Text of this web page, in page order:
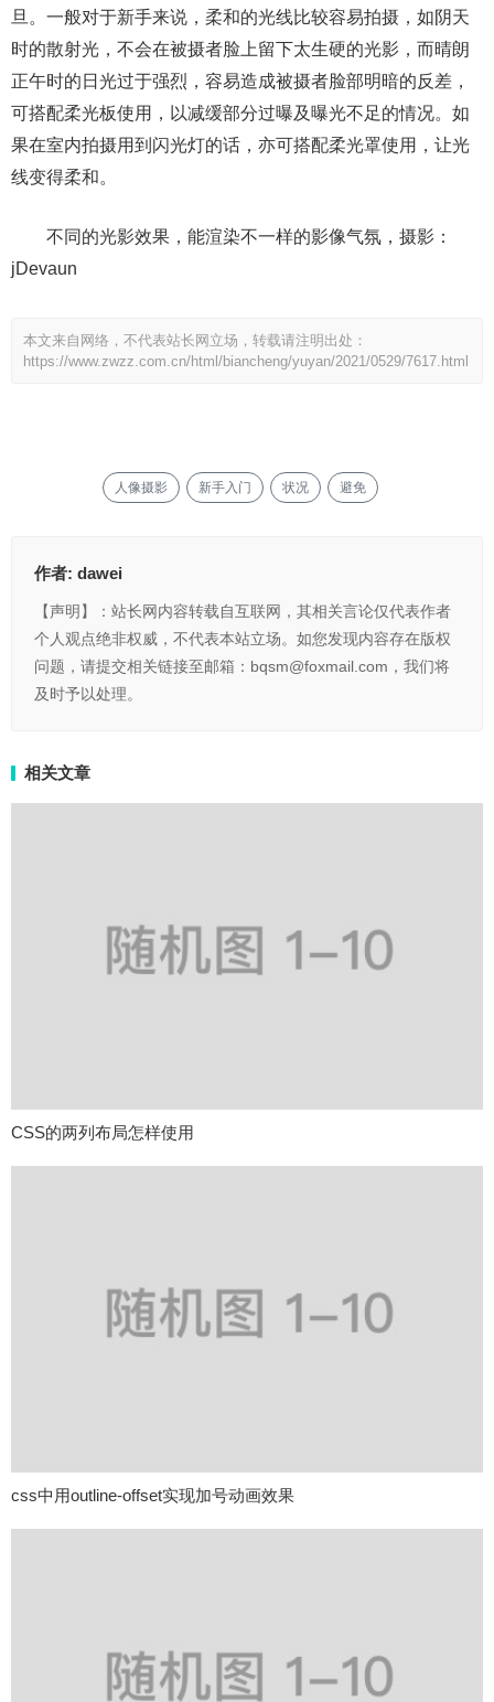
旦。一般对于新手来说，柔和的光线比较容易拍摄，如阴天
时的散射光，不会在被摄者脸上留下太生硬的光影，而晴朗
正午时的日光过于强烈，容易造成被摄者脸部明暗的反差，
可搭配柔光板使用，以减缓部分过曝及曝光不足的情况。如
果在室内拍摄用到闪光灯的话，亦可搭配柔光罩使用，让光
线变得柔和。
不同的光影效果，能渲染不一样的影像气氛，摄影：
jDevaun
本文来自网络，不代表站长网立场，转载请注明出处：
https://www.zwzz.com.cn/html/biancheng/yuyan/2021/0529/7617.html
人像摄影 新手入门 状况 避免
作者: dawei
【声明】：站长网内容转载自互联网，其相关言论仅代表作者
个人观点绝非权威，不代表本站立场。如您发现内容存在版权
问题，请提交相关链接至邮箱：bqsm@foxmail.com，我们将
及时予以处理。
相关文章
CSS的两列布局怎样使用
css中用outline-offset实现加号动画效果